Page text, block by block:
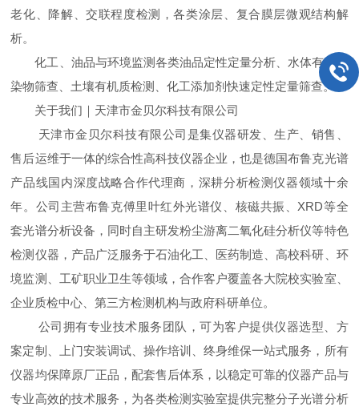
老化、降解、交联程度检测，各类涂层、复合膜层微观结构解
析。
化工、油品与环境监测各类油品定性定量分析、水体有机污
染物筛查、土壤有机质检测、化工添加剂快速定性定量筛查。
关于我们｜天津市金贝尔科技有限公司
天津市金贝尔科技有限公司是集仪器研发、生产、销售、
售后运维于一体的综合性高科技仪器企业，也是德国布鲁克光谱
产品线国内深度战略合作代理商，深耕分析检测仪器领域十余
年。公司主营布鲁克傅里叶红外光谱仪、核磁共振、XRD等全
套光谱分析设备，同时自主研发粉尘游离二氧化硅分析仪等特色
检测仪器，产品广泛服务于石油化工、医药制造、高校科研、环
境监测、工矿职业卫生等领域，合作客户覆盖各大院校实验室、
企业质检中心、第三方检测机构与政府科研单位。
公司拥有专业技术服务团队，可为客户提供仪器选型、方
案定制、上门安装调试、操作培训、终身维保一站式服务，所有
仪器均保障原厂正品，配套售后体系，以稳定可靠的仪器产品与
专业高效的技术服务，为各类检测实验室提供完整分子光谱分析